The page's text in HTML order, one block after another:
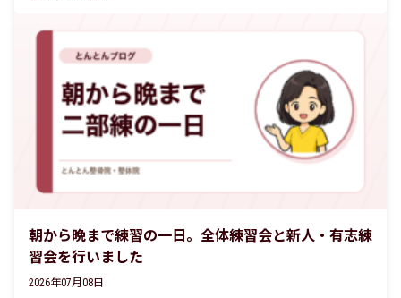
朝から晩まで練習の一日。全体練習会と新人・有志練
習会を行いました
2026年07月08日